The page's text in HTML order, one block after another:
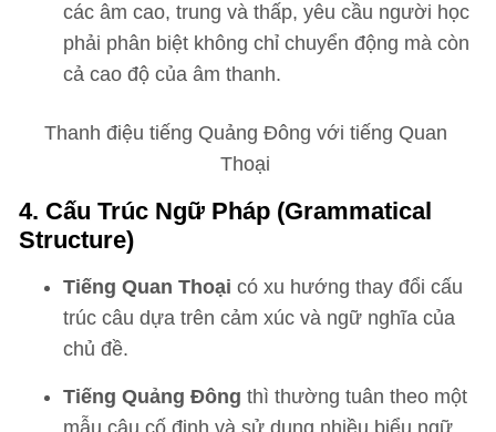
các âm cao, trung và thấp, yêu cầu người học
phải phân biệt không chỉ chuyển động mà còn
cả cao độ của âm thanh.
Thanh điệu tiếng Quảng Đông với tiếng Quan
Thoại
4. Cấu Trúc Ngữ Pháp (Grammatical
Structure)
Tiếng Quan Thoại có xu hướng thay đổi cấu
trúc câu dựa trên cảm xúc và ngữ nghĩa của
chủ đề.
Tiếng Quảng Đông thì thường tuân theo một
mẫu câu cố định và sử dụng nhiều biểu ngữ